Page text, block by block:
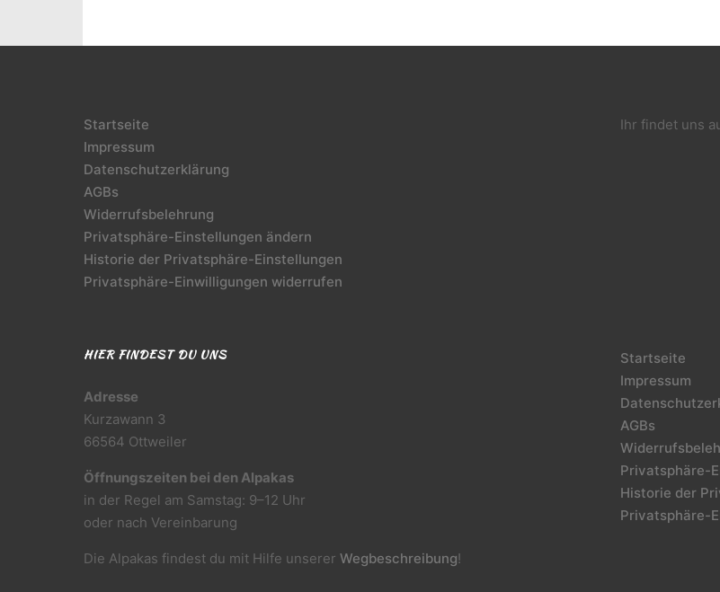
Startseite
Impressum
Datenschutzerklärung
AGBs
Widerrufsbelehrung
Privatsphäre-Einstellungen ändern
Historie der Privatsphäre-Einstellungen
Privatsphäre-Einwilligungen widerrufen
Ihr findet uns
HIER FINDEST DU UNS
Adresse
Kurzawann 3
66564 Ottweiler
Öffnungszeiten bei den Alpakas
in der Regel am Samstag: 9–12 Uhr
oder nach Vereinbarung
Die Alpakas findest du mit Hilfe unsererWegbeschreibung!
Startseite
Impressum
AGBs
Privatsphäre-
Historie der
Privatsphäre-